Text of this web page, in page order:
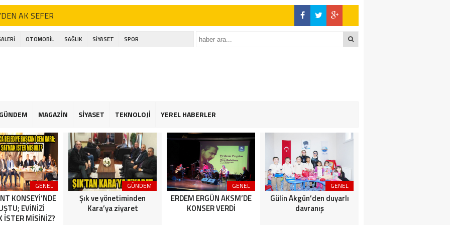
AK SEFER
basın bu ülkenin dördüncü kuvvetidir
festival alanında havai fişek kazası
Engelsiz Yaşam 800 Çocuğa Bayramlık Dağıttı
AK SEFER
basın bu ülkenin dördüncü kuvvetidir
festival alanında havai fişek kazası
Engelsiz Yaşam 800 Çocuğa Bayramlık Dağıttı
OTOMOBİL SAĞLIK SİYASET SPOR
GÜNDEM MAGAZİN SİYASET TEKNOLOJİ YEREL HABERLER
GENEL
KONSEYİ’NDE
EVİNİZİ
İSTER MİSİNİZ?
GÜNDEM
Şık ve yönetiminden
Kara’ya ziyaret
GENEL
ERDEM ERGÜN AKSM’DE
KONSER VERDİ
GENEL
Gülin Akgün’den duyarlı
davranış